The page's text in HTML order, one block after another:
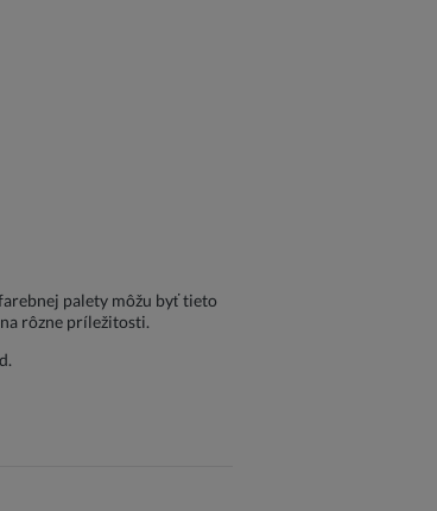
palety môžu byť tieto
rôzne príležitosti.